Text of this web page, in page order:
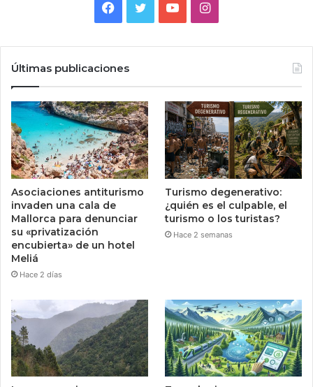
Facebook
TwitterYouTubeInstagram
Últimas publicaciones
Asociaciones antiturismo
invaden una cala de
Mallorca para denunciar
su «privatización
encubierta» de un hotel
Meliá
Hace 2 días
Turismo degenerativo:
¿quién es el culpable, el
turismo o los turistas?
Hace 2 semanas